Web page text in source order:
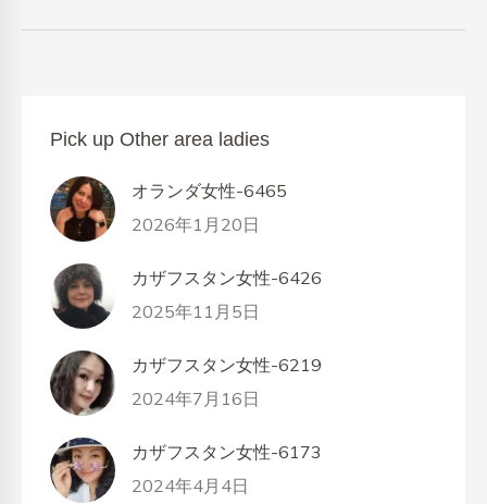
Pick up Other area ladies
オランダ女性-6465
2026年1月20日
カザフスタン女性-6426
2025年11月5日
カザフスタン女性-6219
2024年7月16日
カザフスタン女性-6173
2024年4月4日